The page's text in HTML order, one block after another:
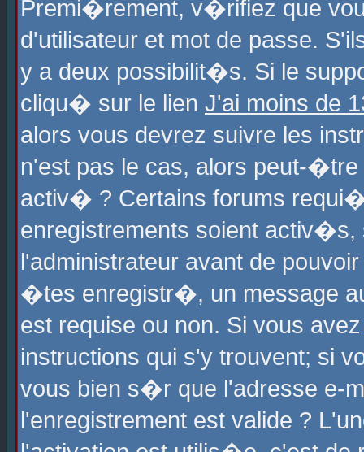
Premi�rement, v�rifiez que
d'utilisateur et mot de passe.
y a deux possibilit�s. Si le
cliqu� sur le lien J'ai moins de
alors vous devrez suivre les
n'est pas le cas, alors peut-
activ� ? Certains forums
enregistrements soient
l'administrateur avant de
�tes enregistr�, un message
est requise ou non. Si vous
instructions qui s'y trouvent; si
vous bien s�r que l'adresse e-
l'enregistrement est valide ?